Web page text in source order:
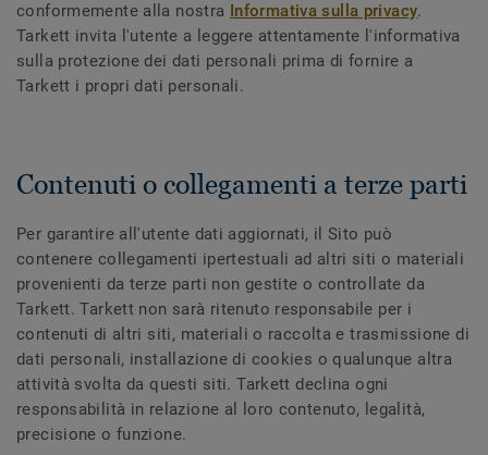
conformemente alla nostra Informativa sulla privacy.
Tarkett invita l'utente a leggere attentamente l'informativa
sulla protezione dei dati personali prima di fornire a
Tarkett i propri dati personali.
Contenuti o collegamenti a terze parti
Per garantire all'utente dati aggiornati, il Sito può
contenere collegamenti ipertestuali ad altri siti o materiali
provenienti da terze parti non gestite o controllate da
Tarkett. Tarkett non sarà ritenuto responsabile per i
contenuti di altri siti, materiali o raccolta e trasmissione di
dati personali, installazione di cookies o qualunque altra
attività svolta da questi siti. Tarkett declina ogni
responsabilità in relazione al loro contenuto, legalità,
precisione o funzione.